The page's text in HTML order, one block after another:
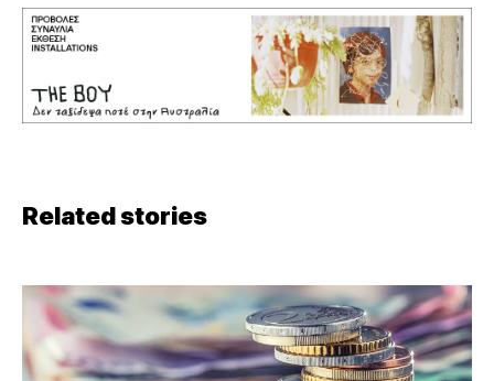
Related stories